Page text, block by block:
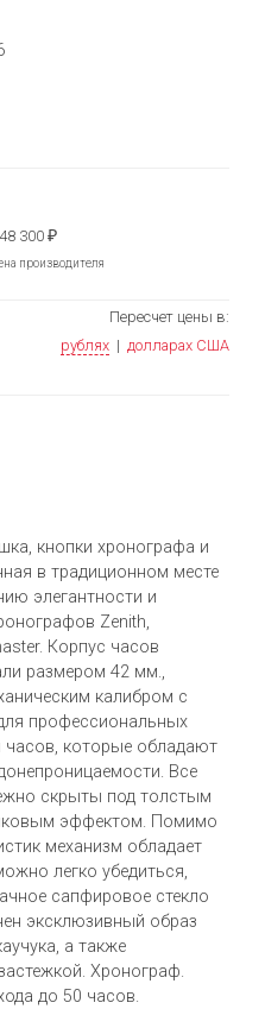
300 ₽
производителя
Пересчет цены в:
рублях | долларах США
кнопки хронографа и
в традиционном месте
элегантности и
Zenith,
Корпус часов
размером 42 мм.,
калибром с
профессиональных
часов, которые обладают
Все
скрыты под толстым
эффектом. Помимо
механизм обладает
легко убедиться,
сапфировое стекло
эксклюзивный образ
а также
Хронограф.
до 50 часов.